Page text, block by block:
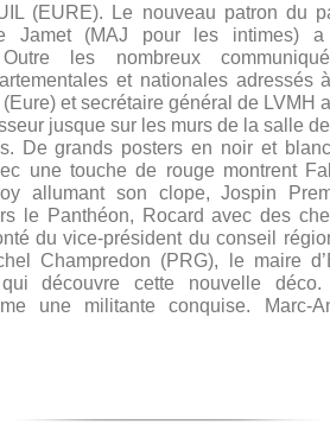
(EURE). Le nouveau patron du
Jamet (MAJ pour les intimes)
Outre les nombreux
et nationales
et secrétaire général de LVMH
jusque sur les murs de la salle
De grands posters en noir et
une touche de rouge montrent
allumant son clope, Jospin
le Panthéon, Rocard avec des
du vice-président du conseil
Champredon (PRG), le maire
qui découvre cette nouvelle
une militante conquise. Marc-